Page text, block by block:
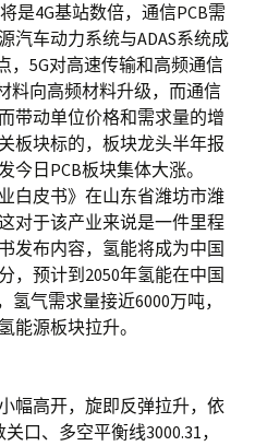
是4G基站数倍，通信PCB需
汽车动力系统与ADAS系统成
，5G对高速传输和高频通信
料向高频材料升级，而通信
带动单位价格和需求量的增
板块标的，板块龙头半年报
日PCB板块集体大涨。
白皮书》在山东省潍坊市潍
对于该产业来说是一件里程
发布内容，氢能将成为中国
，预计到2050年氢能在中国
气需求量接近6000万吨，
能源板块拉升。
幅高开，旋即反弹拉升，依
口、多空平衡线3000.31，